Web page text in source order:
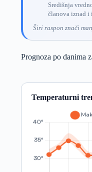
Središnja
članova iznad i
Širi raspon znači
Prognoza po danima
Temperaturni